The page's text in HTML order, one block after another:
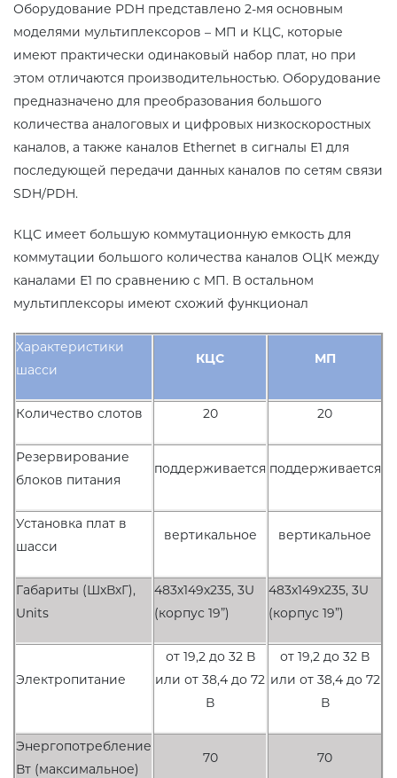
Оборудование PDH представлено 2-мя основным
моделями мультиплексоров – МП и КЦС, которые
имеют практически одинаковый набор плат, но при
этом отличаются производительностью. Оборудование
предназначено для преобразования большого
количества аналоговых и цифровых низкоскоростных
каналов, а также каналов Ethernet в сигналы Е1 для
последующей передачи данных каналов по сетям связи
SDH/PDH.
КЦС имеет большую коммутационную емкость для
коммутации большого количества каналов ОЦК между
каналами Е1 по сравнению с МП. В остальном
мультиплексоры имеют схожий функционал
Характеристики
шасси
КЦС МП
Количество слотов 20 20
Резервирование
блоков питания
поддерживается поддерживается
Установка плат в
шасси
вертикальное вертикальное
Габариты (ШхВхГ),
Units
483х149х235, 3U
(корпус 19”)
483х149х235, 3U
(корпус 19”)
Электропитание
от 19,2 до 32 В
или от 38,4 до 72
В
от 19,2 до 32 В
или от 38,4 до 72
В
Энергопотребление
Вт (максимальное)
70 70